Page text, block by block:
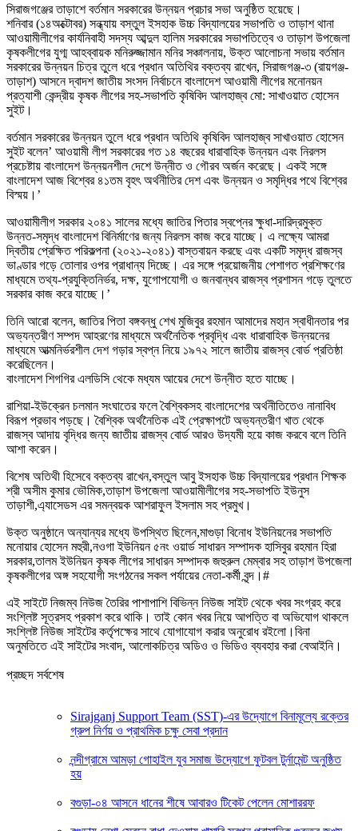
সিরাজগঞ্জের তাড়াশে বর্তমান সরকারের উন্নয়ন প্রচার সভা অনুষ্ঠিত হয়েছে।
শনিবার (১৪অক্টোবর) সন্ধ্যায় বস্তুল ইসহাক উচ্চ বিদ্যালয়ের সভাপতি ও তাড়াশ থানা
আওয়ামীলীগের কার্যনিবাহী সদস্য আব্দুল হালিম সরকারের সভাপতিত্বে ও তাড়াশ উপজেলা
কৃষকলীগের যুগ্ম আহব্বায়ক মনিরুজ্জামান মনির সঞ্চালনায়, উক্ত আলোচনা সভায় বর্তমান
সরকারের উন্নয়ন চিত্র তুলে ধরে প্রধান অতিথির বক্তব্য রাখেন, সিরাজগঞ্জ-৩ (রায়গঞ্জ-
তাড়াশ) আসনে দ্বাদশ জাতীয় সংসদ নির্বাচনে বাংলাদেশ আওয়ামী লীগের মনোনয়ন
প্রত্যাশী কেন্দ্রীয় কৃষক লীগের সহ-সভাপতি কৃষিবিদ আলহাজ্ব মো: সাখাওয়াত হোসেন
সুইট।
বর্তমান সরকারের উন্নয়ন তুলে ধরে প্রধান অতিথি কৃষিবিদ আলহাজ্ব সাখাওয়াত হোসেন
সুইট বলেন’ আওয়ামী লীগ সরকারের গত ১৪ বছরের ধারাবাহিক উন্নয়ন এবং নিরলস
প্রচেষ্টায় বাংলাদেশ উন্নয়নশীল দেশে উন্নীত ও গৌরব অর্জন করেছে। একই সঙ্গে
বাংলাদেশ আজ বিশ্বের ৪১তম বৃহৎ অর্থনীতির দেশ এবং উন্নয়ন ও সমৃদ্ধির পথে বিশ্বের
বিস্ময়।’
আওয়ামীলীগ সরকার ২০৪১ সালের মধ্যে জাতির পিতার স্বপ্নের ক্ষুধা-দারিদ্রমুক্ত
উন্নত-সমৃদ্ধ বাংলাদেশ বিনির্মাণের জন্য নিরলস কাজ করে যাচ্ছে। এ লক্ষ্যে আমরা
দ্বিতীয় প্রেক্ষিত পরিকল্পনা (২০২১-২০৪১) বাস্তবায়ন করছে এবং একটি সমৃদ্ধ রাজস্ব
ভাণ্ডার গড়ে তোলার ওপর প্রাধান্য দিচ্ছে। এর সঙ্গে প্রয়োজনীয় পেশাগত প্রশিক্ষণের
মাধ্যমে তথ্য-প্রযুক্তিনির্ভর, দক্ষ, যুগোপযোগী ও জনবান্ধব রাজস্ব প্রশাসন গড়ে তুলতে
সরকার কাজ করে যাচ্ছে।’
তিনি আরো বলেন, জাতির পিতা বঙ্গবন্ধু শেখ মুজিবুর রহমান আমাদের মহান স্বাধীনতার পর
অভ্যন্তরীণ সম্পদ আহরণের মাধ্যমে অর্থনৈতিক প্রবৃদ্ধি এবং ধারাবাহিক উন্নয়নের
মাধ্যমে আত্মনির্ভরশীল দেশ গড়ার স্বপ্ন নিয়ে ১৯৭২ সালে জাতীয় রাজস্ব বোর্ড প্রতিষ্ঠা
করেছিলেন।
বাংলাদেশ শিগগির এলডিসি থেকে মধ্যম আয়ের দেশে উন্নীত হতে যাচ্ছে।
রাশিয়া-ইউক্রেন চলমান সংঘাতের ফলে বৈশ্বিকসহ বাংলাদেশের অর্থনীতিতেও নানাবিধ
বিরূপ প্রভাব পড়ছে। বৈশ্বিক অর্থনৈতিক এই প্রেক্ষাপটে অভ্যন্তরীণ খাত থেকে
রাজস্ব আদায় বৃদ্ধির জন্য জাতীয় রাজস্ব বোর্ড আরও উদ্যমী হয়ে কাজ করবে বলে তিনি
আশা করেন।
বিশেষ অতিথী হিসেবে বক্তব্য রাখেন,বস্তুল আবু ইসহাক উচ্চ বিদ্যালয়ের প্রধান শিক্ষক
শ্রী অসীম কুমার ভৌমিক,তাড়াশ উপজেলা আওয়ামীলীগের সহ-সভাপতি ইউনুস
তাড়াশী,এ্যাসেডস এর সমন্বয়ক আশরাফুল ইসলাম সহ প্রমুখ।
উক্ত অনুষ্ঠানে অন্যান্যর মধ্যে উপস্থিত ছিলেন,মাগুড়া বিনোধ ইউনিয়নের সভাপতি
মনোয়ার হোসেন মহুরী,নওগা ইউনিয়ন ৫নং ওয়ার্ড সাধারন সম্পাদক হাসিবুর রহমান হিরা
সরকার,তালম ইউনিয়ন কৃষক লীগের সাধারন সম্পাদক জহুরুল মেম্বার সহ তাড়াশ উপজেলা
কৃষকলীগের অঙ্গ সহযোগী সংগঠনের সকল পর্যায়ের নেতা-কর্মী বৃন্দ।#
এই সাইটে নিজম্ব নিউজ তৈরির পাশাপাশি বিভিন্ন নিউজ সাইট থেকে খবর সংগ্রহ করে
সংশ্লিষ্ট সূত্রসহ প্রকাশ করে থাকি। তাই কোন খবর নিয়ে আপত্তি বা অভিযোগ থাকলে
সংশ্লিষ্ট নিউজ সাইটের কর্তৃপক্ষের সাথে যোগাযোগ করার অনুরোধ রইলো।বিনা
অনুমতিতে এই সাইটের সংবাদ, আলোকচিত্র অডিও ও ভিডিও ব্যবহার করা বেআইনি।
প্রচ্ছদ সর্বশেষ
Sirajganj Support Team (SST)-এর উদ্যোগে বিনামূল্যে রক্তের
গ্রুপ নির্ণয় ও প্রাথমিক চক্ষু সেবা প্রদান
নন্দীগ্রামে আমড়া গোহাইল যুব সমাজ উদ্যোগে ফুটবল টুর্নামেন্ট অনুষ্ঠিত
হয়
বগুড়া-০৪ আসনে ধানের শীষে আবারও টিকেট পেলেন মোশাররফ